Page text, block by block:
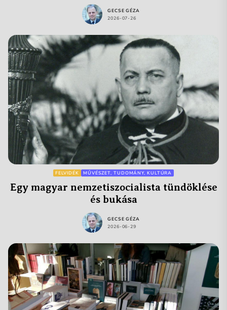
GECSE GÉZA
2026-07-26
FELVIDÉK MŰVÉSZET, TUDOMÁNY, KULTÚRA
Egy magyar nemzetiszocialista tündöklése
és bukása
GECSE GÉZA
2026-06-29